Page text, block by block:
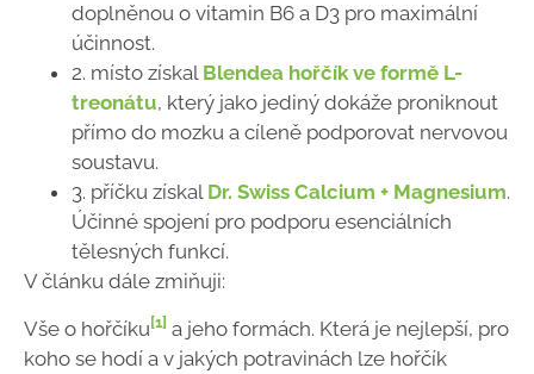
doplněnou o vitamin B6 a D3 pro maximální
účinnost.
2. místo získal Blendea hořčík ve formě L-
treonátu, který jako jediný dokáže proniknout
přímo do mozku a cíleně podporovat nervovou
soustavu.
3. příčku získal Dr. Swiss Calcium + Magnesium.
Účinné spojení pro podporu esenciálních
tělesných funkcí.
V článku dále zmiňuji:
Vše o hořčíku [1] a jeho formách. Která je nejlepší, pro
koho se hodí a v jakých potravinách lze hořčík